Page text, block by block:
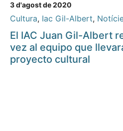
3 d'agost de 2020
Cultura, Iac Gil-Albert,
El IAC Juan Gil-Albert
vez al equipo que
proyecto cultural